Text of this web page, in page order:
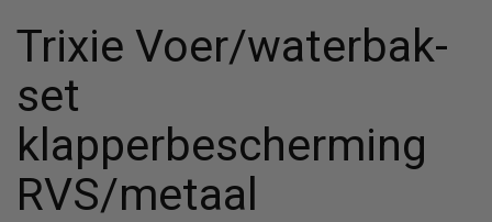
Trixie Voer/waterbak-
set
klapperbescherming
RVS/metaal